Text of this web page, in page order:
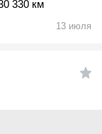
330 км
13 июля